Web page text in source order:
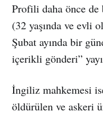
Profili daha önce
(32 yaşında ve evli
Şubat ayında bir
içerikli gönderi”
İngiliz mahkemesi
öldürülen ve askeri